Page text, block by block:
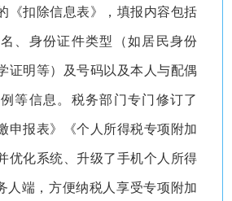
《扣除信息表》，填报内容包括
、身份证件类型（如居民身份
证明等）及号码以及本人与配偶
等信息。税务部门专门修订了
申报表》《个人所得税专项附加
优化系统、升级了手机个人所得
人端，方便纳税人享受专项附加